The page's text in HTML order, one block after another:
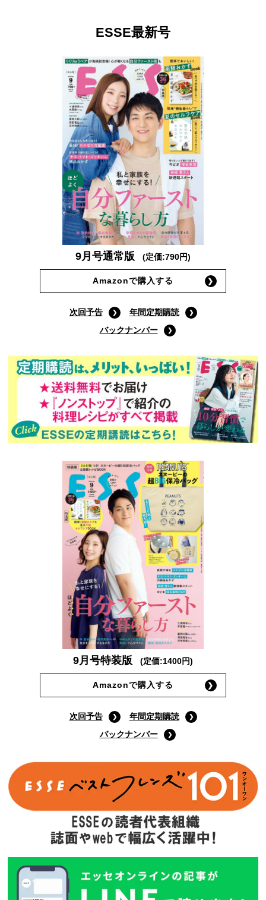
ESSE最新号
9月号通常版 (定価:790円)
Amazonで購入する
次回予告
年間定期購読
バックナンバー
9月号特装版 (定価:1400円)
Amazonで購入する
次回予告
年間定期購読
バックナンバー